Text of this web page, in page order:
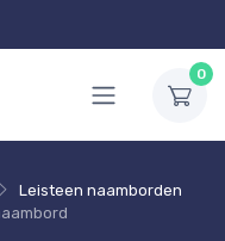
0
Leisteen naamborden